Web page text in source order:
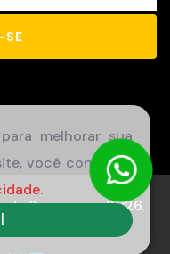
SE
Segurança 2026.
melhorar sua
você concorda
.